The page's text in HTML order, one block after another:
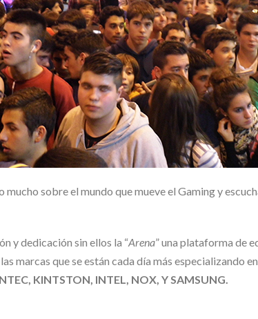
sobre el mundo que mueve el Gaming y
y dedicación sin ellos la “Arena” una plataforma de
marcas que se están cada día más especializando
KINTSTON, INTEL, NOX, Y SAMSUNG.